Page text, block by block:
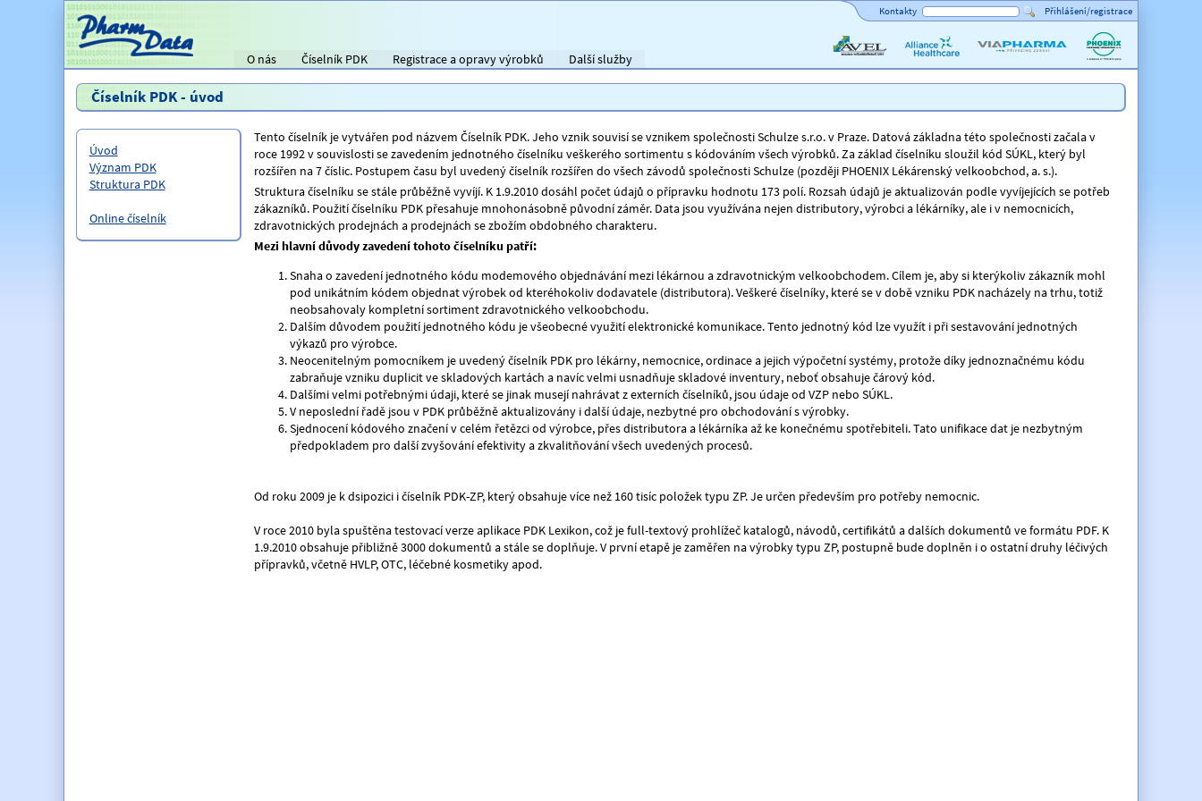
Titulní strana O nás Číselník PDK Registrace a opravy výrobků Další služby
Kontakty Přihlášení/registrace
AVEL Alliance
Healthcare
ViaPharma PHOENIX
lékárenský
velkoobchod
Číselník PDK - úvod
Úvod
Význam PDK
Struktura PDK
Online číselník
Tento číselník je vytvářen pod názvem Číselník PDK. Jeho vznik souvisí se vznikem společnosti Schulze s.r.o. v Praze. Datová základna této společnosti začala v
roce 1992 v souvislosti se zavedením jednotného číselníku veškerého sortimentu s kódováním všech výrobků. Za základ číselníku sloužil kód SÚKL, který byl
rozšířen na 7 číslic. Postupem času byl uvedený číselník rozšířen do všech závodů společnosti Schulze (později PHOENIX Lékárenský velkoobchod, a. s.).
Struktura číselníku se stále průběžně vyvíjí. K 1.9.2010 dosáhl počet údajů o přípravku hodnotu 173 polí. Rozsah údajů je aktualizován podle vyvíjejících se potřeb
zákazníků. Použití číselníku PDK přesahuje mnohonásobně původní záměr. Data jsou využívána nejen distributory, výrobci a lékárníky, ale i v nemocnicích,
zdravotnických prodejnách a prodejnách se zbožím obdobného charakteru.
Mezi hlavní důvody zavedení tohoto číselníku patří:
Snaha o zavedení jednotného kódu modemového objednávání mezi lékárnou a zdravotnickým velkoobchodem. Cílem je, aby si kterýkoliv zákazník mohl
pod unikátním kódem objednat výrobek od kteréhokoliv dodavatele (distributora). Veškeré číselníky, které se v době vzniku PDK nacházely na trhu, totiž
neobsahovaly kompletní sortiment zdravotnického velkoobchodu.
Dalším důvodem použití jednotného kódu je všeobecné využití elektronické komunikace. Tento jednotný kód lze využít i při sestavování jednotných
výkazů pro výrobce.
Neocenitelným pomocníkem je uvedený číselník PDK pro lékárny, nemocnice, ordinace a jejich výpočetní systémy, protože díky jednoznačnému kódu
zabraňuje vzniku duplicit ve skladových kartách a navíc velmi usnadňuje skladové inventury, neboť obsahuje čárový kód.
Dalšími velmi potřebnými údaji, které se jinak musejí nahrávat z externích číselníků, jsou údaje od VZP nebo SÚKL.
V neposlední řadě jsou v PDK průběžně aktualizovány i další údaje, nezbytné pro obchodování s výrobky.
Sjednocení kódového značení v celém řetězci od výrobce, přes distributora a lékárníka až ke konečnému spotřebiteli. Tato unifikace dat je nezbytným
předpokladem pro další zvyšování efektivity a zkvalitňování všech uvedených procesů.
Od roku 2009 je k dsipozici i číselník PDK-ZP, který obsahuje více než 160 tisíc položek typu ZP. Je určen především pro potřeby nemocnic.
V roce 2010 byla spuštěna testovací verze aplikace PDK Lexikon, což je full-textový prohlížeč katalogů, návodů, certifikátů a dalších dokumentů ve formátu PDF. K
1.9.2010 obsahuje přibližně 3000 dokumentů a stále se doplňuje. V první etapě je zaměřen na výrobky typu ZP, postupně bude doplněn i o ostatní druhy léčivých
přípravků, včetně HVLP, OTC, léčebné kosmetiky apod.